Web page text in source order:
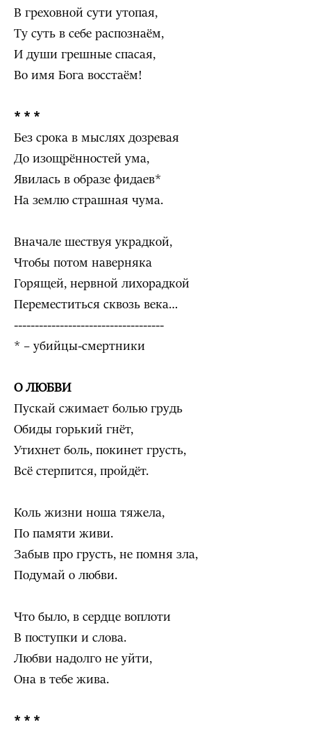
В греховной сути утопая,
Ту суть в себе распознаём,
И души грешные спасая,
Во имя Бога восстаём!
* * *
Без срока в мыслях дозревая
До изощрённостей ума,
Явилась в образе фидаев*
На землю страшная чума.
Вначале шествуя украдкой,
Чтобы потом наверняка
Горящей, нервной лихорадкой
Переместиться сквозь века…
------------------------------------
* – убийцы-смертники
О ЛЮБВИ
Пускай сжимает болью грудь
Обиды горький гнёт,
Утихнет боль, покинет грусть,
Всё стерпится, пройдёт.
Коль жизни ноша тяжела,
По памяти живи.
Забыв про грусть, не помня зла,
Подумай о любви.
Что было, в сердце воплоти
В поступки и слова.
Любви надолго не уйти,
Она в тебе жива.
* * *